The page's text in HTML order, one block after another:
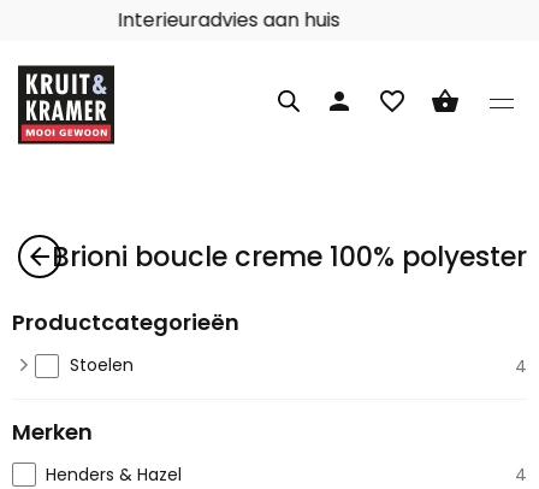
Interieuradvies aan huis
person favorite_border shopping_basket
arrow_backBrioni boucle creme 100% polyester
Productcategorieën
Stoelen 4
Merken
Henders & Hazel 4